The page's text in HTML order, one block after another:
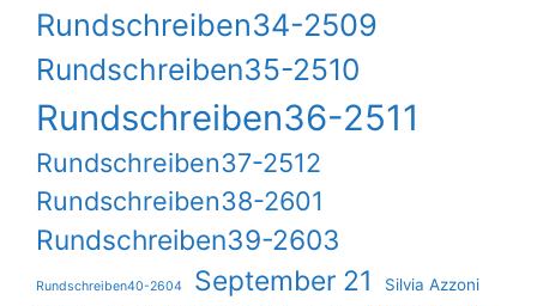
Rundschreiben34-2509
Rundschreiben35-2510
Rundschreiben36-2511
Rundschreiben37-2512
Rundschreiben38-2601
Rundschreiben39-2603
Rundschreiben40-2604 September 21 Silvia Azzoni